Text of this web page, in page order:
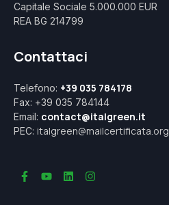
Capitale Sociale 5.000.000 EUR
REA BG 214799
Contattaci
Telefono: +39 035 784178
Fax: +39 035 784144
Email: contact@italgreen.it
PEC: italgreen@mailcertificata.org